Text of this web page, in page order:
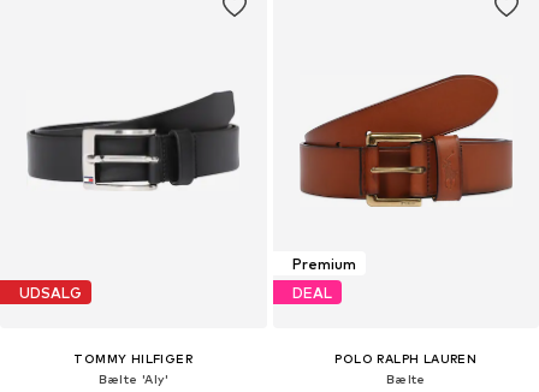
UDSALG
TOMMY HILFIGER
Bælte 'Aly'
Premium
DEAL
POLO RALPH LAUREN
Bælte